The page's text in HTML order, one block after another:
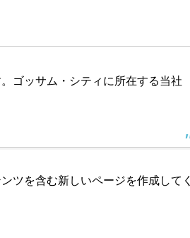
採用について
ゴッサム・シティに所在する当社
ツを含む新しいページを作成してく